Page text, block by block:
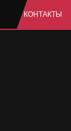
КОНТАКТЫ